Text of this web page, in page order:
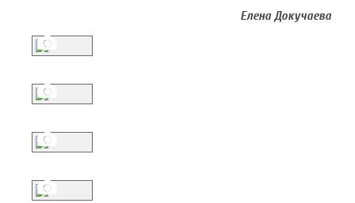
Елена Докучаева